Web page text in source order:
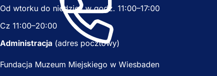
i
w
n
o
e
s
ę
w
n
w
Od wtorku do niedzieli w godz. 11:00–17:00
Cz 11:00–20:00
Administracja (adres pocztowy)
Fundacja Muzeum Miejskiego w Wiesbaden